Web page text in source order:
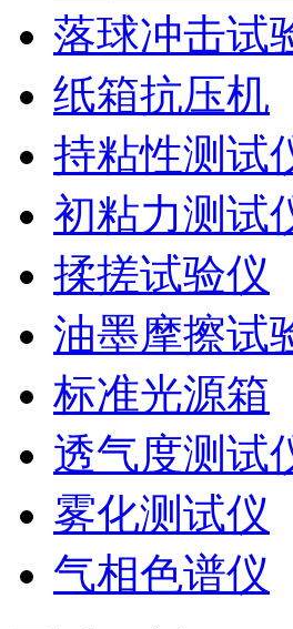
落球冲击试
纸箱抗压机
持粘性测试
初粘力测试
揉搓试验仪
油墨摩擦试
标准光源箱
透气度测试
雾化测试仪
气相色谱仪